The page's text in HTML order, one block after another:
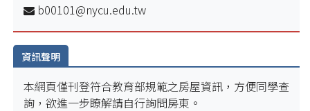
b00101@nycu.edu.tw
資訊聲明
本網頁僅刊登符合教育部規範之房屋資訊，方便同學查
詢，欲進一步瞭解請自行詢問房東。